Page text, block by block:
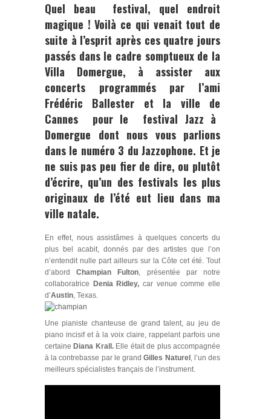
Quel beau festival, quel endroit
magique ! Voilà ce qui venait tout de
suite à l’esprit après ces quatre jours
passés dans le cadre somptueux de la
Villa Domergue, à assister aux
concerts programmés par l’ami
Frédéric Ballester et la ville de
Cannes pour le festival Jazz à
Domergue dont nous vous parlions
dans le numéro 3 duJazzophone. Et je
ne suis pas peu fier de dire, ou plutôt
d’écrire, qu’un des festivals les plus
originaux de l’été eut lieu dans ma
ville natale.
En effet, nous assistâmes à quelques concerts du
plus bel acabit, donnés par des artistes que l’on
n’entendit nulle part ailleurs sur la Côte cet été. Tout
d’abordChampian Fulton, présentée par notre
collaboratrice
Denia Ridley, car venue comme elle
d’Austin, Texas.
Une pianiste chanteuse de grand talent, au jeu de
piano incisif et à la voix claire, rappelant parfois une
certaine Diana Krall. Elle était de plus accompagnée
à la contrebasse par le grandGilles Naturel , l’un des
meilleurs spécialistes français de l’instrument.